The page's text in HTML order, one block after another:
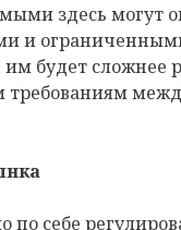
здесь могут
и
будет сложнее
требованиям
по себе